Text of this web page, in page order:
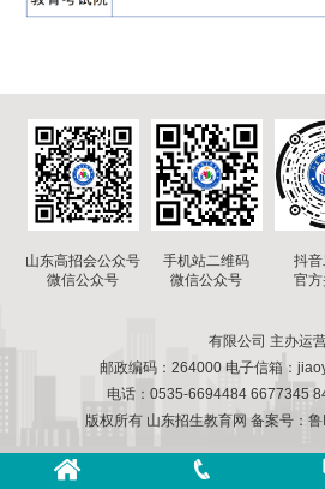
山东高招会公众号
微信公众号
手机站二维码
微信公众号
抖
官
有限公司 主办运
邮政编码：264000 电子信箱：
电话：0535-6694484 6677345
版权所有 山东招生教育网 备案号：